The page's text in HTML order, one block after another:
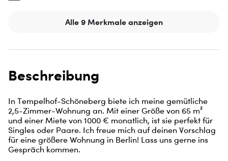
Alle 9 Merkmale anzeigen
Beschreibung
In Tempelhof-Schöneberg biete ich meine gemütliche
2,5-Zimmer-Wohnung an. Mit einer Größe von 65 m²
und einer Miete von 1000 € monatlich, ist sie perfekt für
Singles oder Paare. Ich freue mich auf deinen Vorschlag
für eine größere Wohnung in Berlin! Lass uns gerne ins
Gespräch kommen.